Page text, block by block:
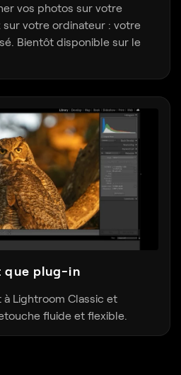
vos photos sur votre
votre ordinateur : votre
Bientôt disponible sur le
que plug-in
à Lightroom Classic et
fluide et flexible.